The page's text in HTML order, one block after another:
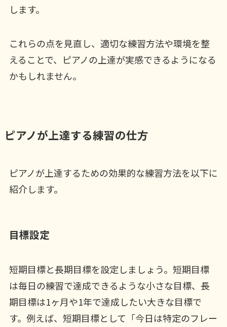
します。
これらの点を見直し、適切な練習方法や環境を整
えることで、ピアノの上達が実感できるようになる
かもしれません。
ピアノが上達する練習の仕方
ピアノが上達するための効果的な練習方法を以下に
紹介します。
目標設定
短期目標と長期目標を設定しましょう。短期目標
は毎日の練習で達成できるような小さな目標、長
期目標は1ヶ月や1年で達成したい大きな目標で
す。例えば、短期目標として「今日は特定のフレー